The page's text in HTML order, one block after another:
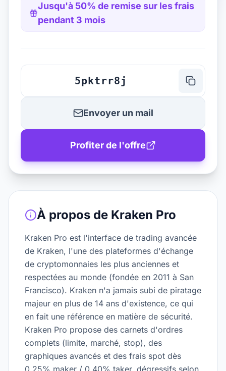
Jusqu'à 50% de remise sur les frais
pendant 3 mois
5pktrr8j
Envoyer un mail
Profiter de l'offre
À propos de Kraken Pro
Kraken Pro est l'interface de trading avancée
de Kraken, l'une des plateformes d'échange
de cryptomonnaies les plus anciennes et
respectées au monde (fondée en 2011 à San
Francisco). Kraken n'a jamais subi de piratage
majeur en plus de 14 ans d'existence, ce qui
en fait une référence en matière de sécurité.
Kraken Pro propose des carnets d'ordres
complets (limite, marché, stop), des
graphiques avancés et des frais spot dès
0,25% maker / 0,40% taker, dégressifs selon